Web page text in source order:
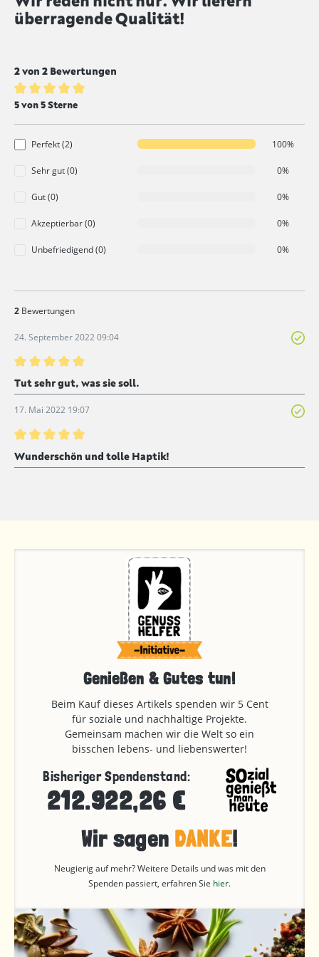
überragende Qualität!
2 von 2 Bewertungen
Durchschnittliche Bewertung von 5 von 5 Sternen
5 von 5 Sterne
Perfekt (2) 100%
Sehr gut (0) 0%
Gut (0) 0%
Akzeptierbar (0) 0%
Unbefriedigend (0) 0%
2 Bewertungen
24. September 2022 09:04
Bewertung mit 5 von 5 Sternen
Tut sehr gut, was sie soll.
17. Mai 2022 19:07
Bewertung mit 5 von 5 Sternen
Wunderschön und tolle Haptik!
Genießen & Gutes tun!
Beim Kauf dieses Artikels spenden wir 5 Cent
für soziale und nachhaltige Projekte.
Gemeinsam machen wir die Welt so ein
bisschen lebens- und liebenswerter!
Bisheriger Spendenstand:
212.922,26 €
Wir sagen DANKE!
Neugierig auf mehr? Weitere Details und was mit den
Spenden passiert, erfahren Sie hier.